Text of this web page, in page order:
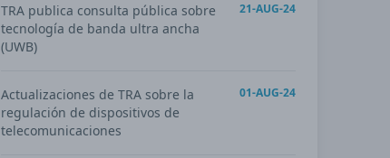
TRA publica consulta pública sobre
tecnología de banda ultra ancha
(UWB)
21-AUG-24
Actualizaciones de TRA sobre la
regulación de dispositivos de
telecomunicaciones
01-AUG-24